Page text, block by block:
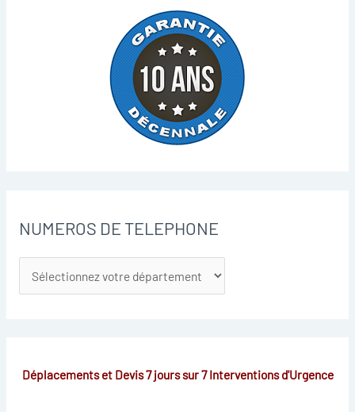
NUMEROS DE TELEPHONE
Déplacements et Devis 7 jours sur 7 Interventions d'Urgence